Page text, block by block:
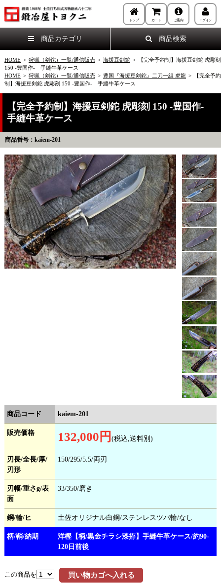
トップ カート ご案内 ログイン
商品カテゴリ 商品検索
HOME > 狩猟（剣鉈）一覧/通信販売 > 海援豆剣鉈 >
【完全予約制】海援豆剣鉈 虎彫刻
150 -豊国作- 手縫牛革ケース
HOME > 狩猟（剣鉈）一覧/通信販売 > 豊国『海援豆剣鉈』二刀一組 虎龍 >
【完全予約
制】海援豆剣鉈 虎彫刻 150 -豊国作- 手縫牛革ケース
【完全予約制】海援豆剣鉈 虎彫刻 150 -豊国作-
手縫牛革ケース
商品番号：kaiem-201
商品コード kaiem-201
販売価格 132,000円 (税込,送料別)
刃長/全長/厚/
刃形
150/295/5.5/両刃
刃幅/重さg/表
面
33/350/磨き
鋼/輪/ヒ 土佐オリジナル白鋼/ステンレスツバ輪/なし
柄/鞘/納期
洋樫【柄/黒金チラシ漆拵】手縫牛革ケース/約90-
120日前後
この商品を 買い物カゴへ入れる